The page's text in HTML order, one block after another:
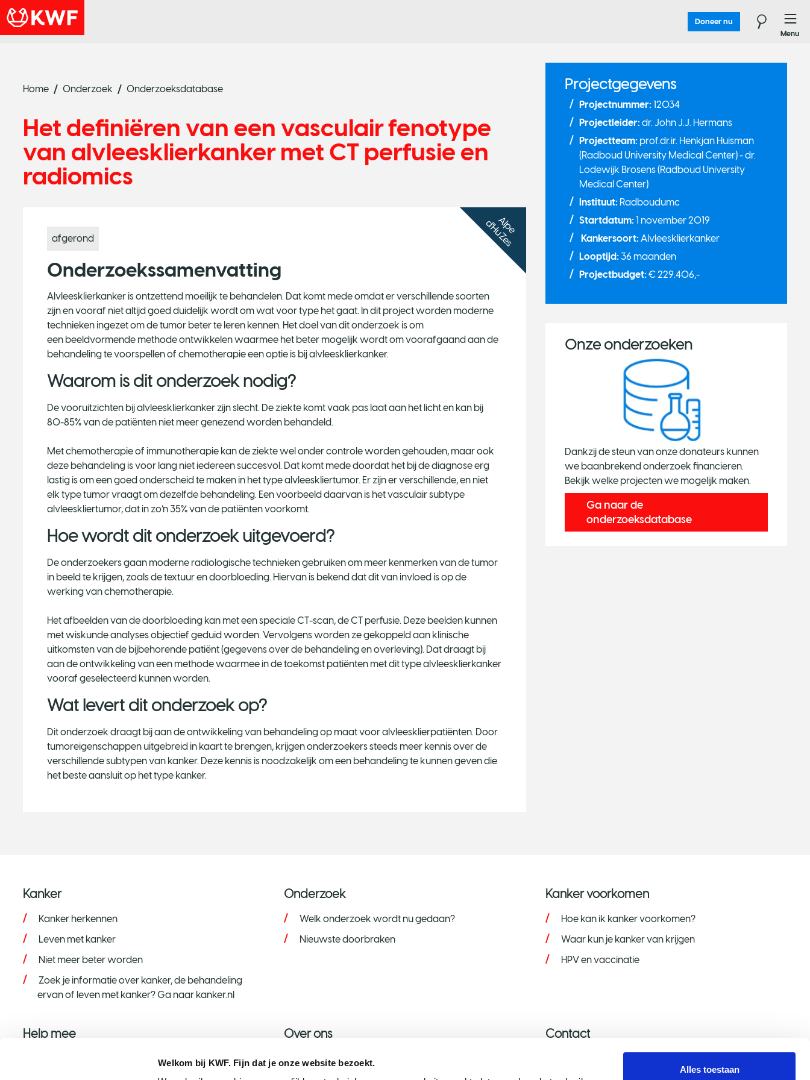
Welkom bij KWF. Fijn dat je onze website bezoekt.
Alles toestaan
Doneer nu
Menu
Home Onderzoek Onderzoeksdatabase
Het definiëren van een vasculair fenotype
van alvleesklierkanker met CT perfusie en
radiomics
A
l
p
e
d
'H
u
Z
e
s
afgerond
Onderzoekssamenvatting
Alvleesklierkanker is ontzettend moeilijk te behandelen. Dat komt mede omdat er verschillende soorten
zijn en vooraf niet altijd goed duidelijk wordt om wat voor type het gaat. In dit project worden moderne
technieken ingezet om de tumor beter te leren kennen. Het doel van dit onderzoek is om
een beeldvormende methode ontwikkelen waarmee het beter mogelijk wordt om voorafgaand aan de
behandeling te voorspellen of chemotherapie een optie is bij alvleesklierkanker.
Waarom is dit onderzoek nodig?
De vooruitzichten bij alvleesklierkanker zijn slecht. De ziekte komt vaak pas laat aan het licht en kan bij
80-85% van de patiënten niet meer genezend worden behandeld.
Met chemotherapie of immunotherapie kan de ziekte wel onder controle worden gehouden, maar ook
deze behandeling is voor lang niet iedereen succesvol. Dat komt mede doordat het bij de diagnose erg
lastig is om een goed onderscheid te maken in het type alvleeskliertumor. Er zijn er verschillende, en niet
elk type tumor vraagt om dezelfde behandeling. Een voorbeeld daarvan is het vasculair subtype
alvleeskliertumor, dat in zo’n 35% van de patiënten voorkomt.
Hoe wordt dit onderzoek uitgevoerd?
De onderzoekers gaan moderne radiologische technieken gebruiken om meer kenmerken van de tumor
in beeld te krijgen, zoals de textuur en doorbloeding. Hiervan is bekend dat dit van invloed is op de
werking van chemotherapie.
Het afbeelden van de doorbloeding kan met een speciale CT-scan, de CT perfusie. Deze beelden kunnen
met wiskunde analyses objectief geduid worden. Vervolgens worden ze gekoppeld aan klinische
uitkomsten van de bijbehorende patiënt (gegevens over de behandeling en overleving). Dat draagt bij
aan de ontwikkeling van een methode waarmee in de toekomst patiënten met dit type alvleesklierkanker
vooraf geselecteerd kunnen worden.
Wat levert dit onderzoek op?
Dit onderzoek draagt bij aan de ontwikkeling van behandeling op maat voor alvleesklierpatiënten. Door
tumoreigenschappen uitgebreid in kaart te brengen, krijgen onderzoekers steeds meer kennis over de
verschillende subtypen van kanker. Deze kennis is noodzakelijk om een behandeling te kunnen geven die
het beste aansluit op het type kanker.
Projectgegevens
Projectnummer: 12034
Projectleider: dr. John J.J. Hermans
Projectteam: prof.dr.ir. Henkjan Huisman
(Radboud University Medical Center) - dr.
Lodewijk Brosens (Radboud University
Medical Center)
Instituut: Radboudumc
Startdatum: 1 november 2019
Kankersoort: Alvleesklierkanker
Looptijd: 36 maanden
Projectbudget: € 229.406,-
Onze onderzoeken
Dankzij de steun van onze donateurs kunnen
we baanbrekend onderzoek financieren.
Bekijk welke projecten we mogelijk maken.
Ga naar de
onderzoeksdatabase
Kanker
Kanker herkennen
Leven met kanker
Niet meer beter worden
Zoek je informatie over kanker, de behandeling
ervan of leven met kanker? Ga naar kanker.nl
Onderzoek
Welk onderzoek wordt nu gedaan?
Nieuwste doorbraken
Kanker voorkomen
Hoe kan ik kanker voorkomen?
Waar kun je kanker van krijgen
HPV en vaccinatie
Help mee Over ons
Over KWF
Contact